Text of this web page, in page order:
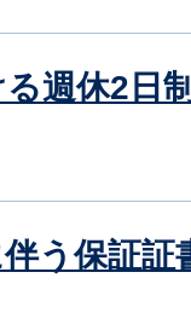
週休2日
う保証証